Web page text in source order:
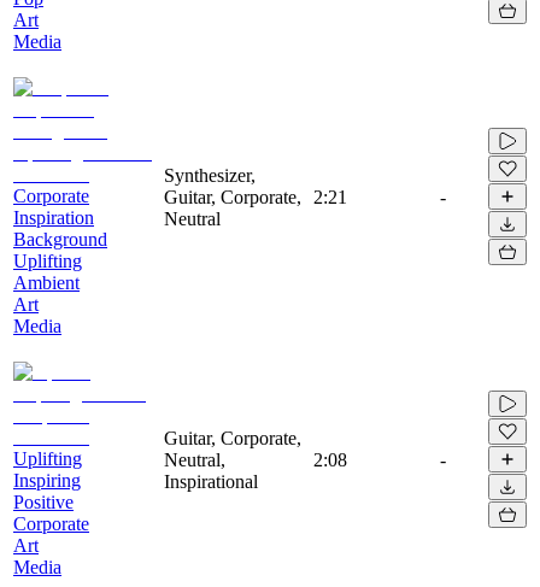
Art
Media
Corporate
Inspiration
Background
Uplifting
Ambient
Art
Media
Synthesizer,
Guitar, Corporate,
Neutral
2:21 -
Uplifting
Inspiring
Positive
Corporate
Art
Media
Guitar, Corporate,
Neutral,
Inspirational
2:08 -